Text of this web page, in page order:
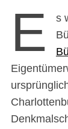
E
s